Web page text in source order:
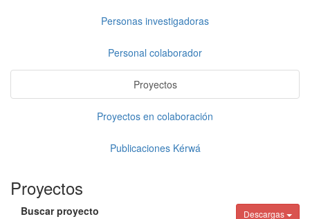
Personas investigadoras
Personal colaborador
Proyectos
Proyectos en colaboración
Publicaciones Kérwá
Proyectos
Descargas
Buscar proyecto